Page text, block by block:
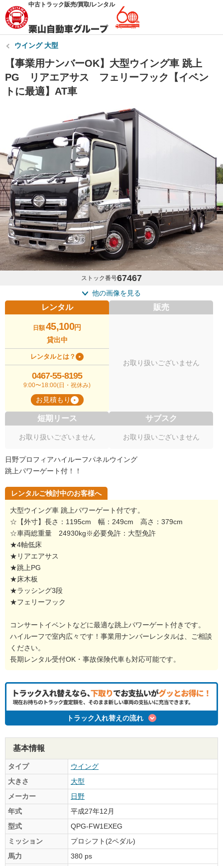
中古トラック販売/買取/レンタル
ウイング 大型
【事業用ナンバーOK】大型ウイング車 跳上
PG リアエアサス フェリーフック【イベン
トに最適】AT車
ストック番号67467
他の画像を見る
レンタル
日額45,100円
貸出中
レンタルとは？
0467-55-8195
9:00〜18:00(日・祝休み)
お見積もり
販売
お取り扱いございません
短期リース
お取り扱いございません
サブスク
お取り扱いございません
日野プロフィアハイルーフパネルウイング
跳上パワーゲート付！！
レンタルご検討中のお客様へ
大型ウイング車 跳上パワーゲート付です。
☆【外寸】長さ：1195cm 幅：249cm 高さ：379cm
☆車両総重量 24930kg※必要免許：大型免許
★4軸低床
★リアエアサス
★跳上PG
★床木板
★ラッシング3段
★フェリーフック
コンサートイベントなどに最適な跳上パワーゲート付きです。
ハイルーフで室内広々です！事業用ナンバーレンタルは、ご相談
ください。
長期レンタル受付OK・事故保険代車も対応可能です。
トラック入れ替えの流れ
基本情報
タイプ
ウイング
大きさ
大型
メーカー
日野
年式
平成27年12月
型式
QPG-FW1EXEG
ミッション
プロシフト(2ペダル)
馬力
380 ps